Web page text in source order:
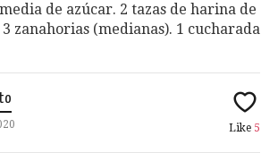
de azúcar. 2 tazas de harina de
zanahorias (medianas). 1 cucharada
Like 5